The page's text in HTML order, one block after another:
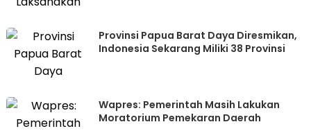
Provinsi Papua Barat Daya Diresmikan,
Indonesia Sekarang Miliki 38 Provinsi
Wapres: Pemerintah Masih Lakukan
Moratorium Pemekaran Daerah